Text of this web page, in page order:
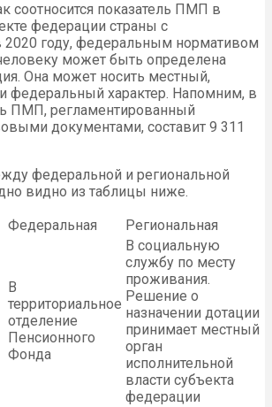
соотносится показатель ПМП в
федерации страны с
2020 году, федеральным нормативом
может быть определена
Она может носить местный,
федеральный характер. Напомним, в
ПМП, регламентированный
документами, составит 9 311
федеральной и региональной
видно из таблицы ниже.
Федеральная Региональная
В
территориальное
отделение
Пенсионного
Фонда
В социальную
службу по месту
проживания.
Решение о
назначении дотации
принимает местный
орган
исполнительной
власти субъекта
федерации